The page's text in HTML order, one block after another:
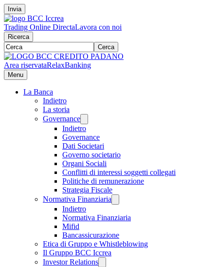
Invia
Trading Online DirectaLavora con noi
Ricerca
Cerca
Area riservataRelaxBanking
Menu
La Banca
Indietro
La storia
Governance
Indietro
Governance
Dati Societari
Governo societario
Organi Sociali
Conflitti di interessi soggetti collegati
Politiche di remunerazione
Strategia Fiscale
Normativa Finanziaria
Indietro
Normativa Finanziaria
Mifid
Bancassicurazione
Etica di Gruppo e Whistleblowing
Il Gruppo BCC Iccrea
Investor Relations